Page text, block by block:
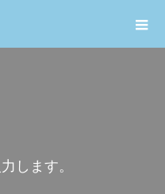
力 し ます。